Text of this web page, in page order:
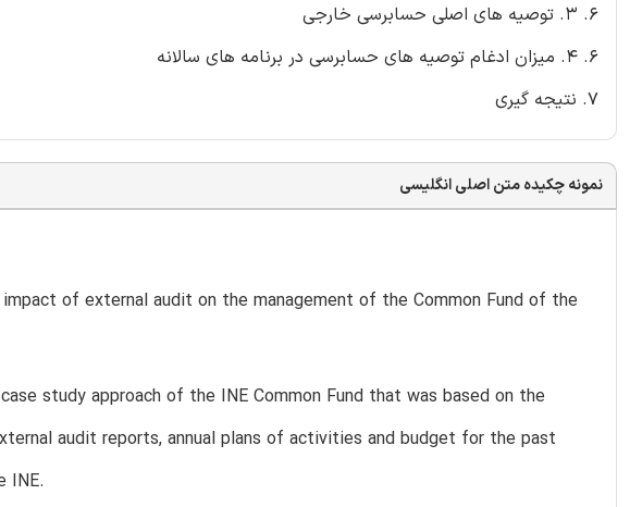
6. 3. توصیه های اصلی حسابرسی خارجی
6. 4. میزان ادغام توصیه های حسابرسی در برنامه های سالانه
7. نتیجه گیری
نمونه چکیده متن اصلی انگلیسی
of external audit on the management of the Common Fund of the
study approach of the INE Common Fund that was based on the
audit reports, annual plans of activities and budget for the past
INE.